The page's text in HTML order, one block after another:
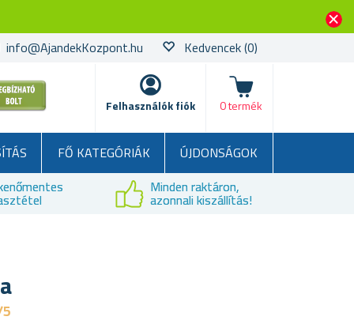
info@AjandekKozpont.hu Kedvencek(0)
Felhasználók fiók
kosár
0 termék
FŐ KATEGÓRIÁK
ÚJDONSÁGOK
Minden raktáron,
azonnali kiszállítás!